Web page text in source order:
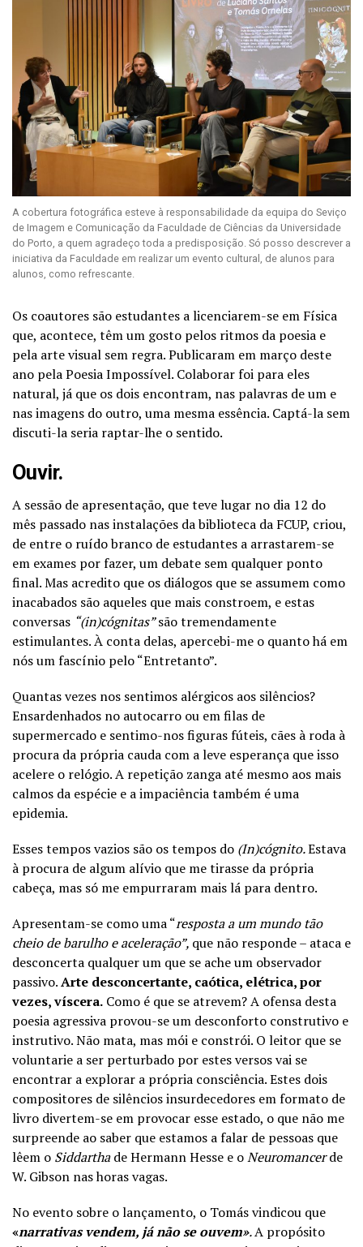
A cobertura fotográfica esteve à responsabilidade da equipa do Seviço
de Imagem e Comunicação da Faculdade de Ciências da Universidade
do Porto, a quem agradeço toda a predisposição. Só posso descrever a
iniciativa da Faculdade em realizar um evento cultural, de alunos para
alunos, como refrescante.
Os coautores são estudantes a licenciarem-se em Física
que, acontece, têm um gosto pelos ritmos da poesia e
pela arte visual sem regra. Publicaram em março deste
ano pela Poesia Impossível. Colaborar foi para eles
natural, já que os dois encontram, nas palavras de um e
nas imagens do outro, uma mesma essência. Captá-la sem
discuti-la seria raptar-lhe o sentido.
Ouvir.
A sessão de apresentação, que teve lugar no dia 12 do
mês passado nas instalações da biblioteca da FCUP, criou,
de entre o ruído branco de estudantes a arrastarem-se
em exames por fazer, um debate sem qualquer ponto
final. Mas acredito que os diálogos que se assumem como
inacabados são aqueles que mais constroem, e estas
conversas “(in)cógnitas”são tremendamente
estimulantes. À conta delas, apercebi-me o quanto há em
nós um fascínio pelo “Entretanto”.
Quantas vezes nos sentimos alérgicos aos silêncios?
Ensardenhados no autocarro ou em filas de
supermercado e sentimo-nos figuras fúteis, cães à roda à
procura da própria cauda com a leve esperança que isso
acelere o relógio. A repetição zanga até mesmo aos mais
calmos da espécie e a impaciência também é uma
epidemia.
Esses tempos vazios são os tempos do (In)cógnito.Estava
à procura de algum alívio que me tirasse da própria
cabeça, mas só me empurraram mais lá para dentro.
Apresentam-se como uma “resposta a um mundo tão
cheio de barulho e aceleração”, que não responde – ataca e
desconcerta qualquer um que se ache um observador
passivo.Arte desconcertante, caótica, elétrica, por
vezes, víscera. Como é que se atrevem? A ofensa desta
poesia agressiva provou-se um desconforto construtivo e
instrutivo. Não mata, mas mói e constrói. O leitor que se
voluntarie a ser perturbado por estes versos vai se
encontrar a explorar a própria consciência. Estes dois
compositores de silêncios insurdecedores em formato de
livro divertem-se em provocar esse estado, o que não me
surpreende ao saber que estamos a falar de pessoas que
lêem o Siddarthade Hermann Hesse e oNeuromancerde
W. Gibson nas horas vagas.
No evento sobre o lançamento, o Tomás vindicou que
«narrativas vendem, já não se ouvem».A propósito